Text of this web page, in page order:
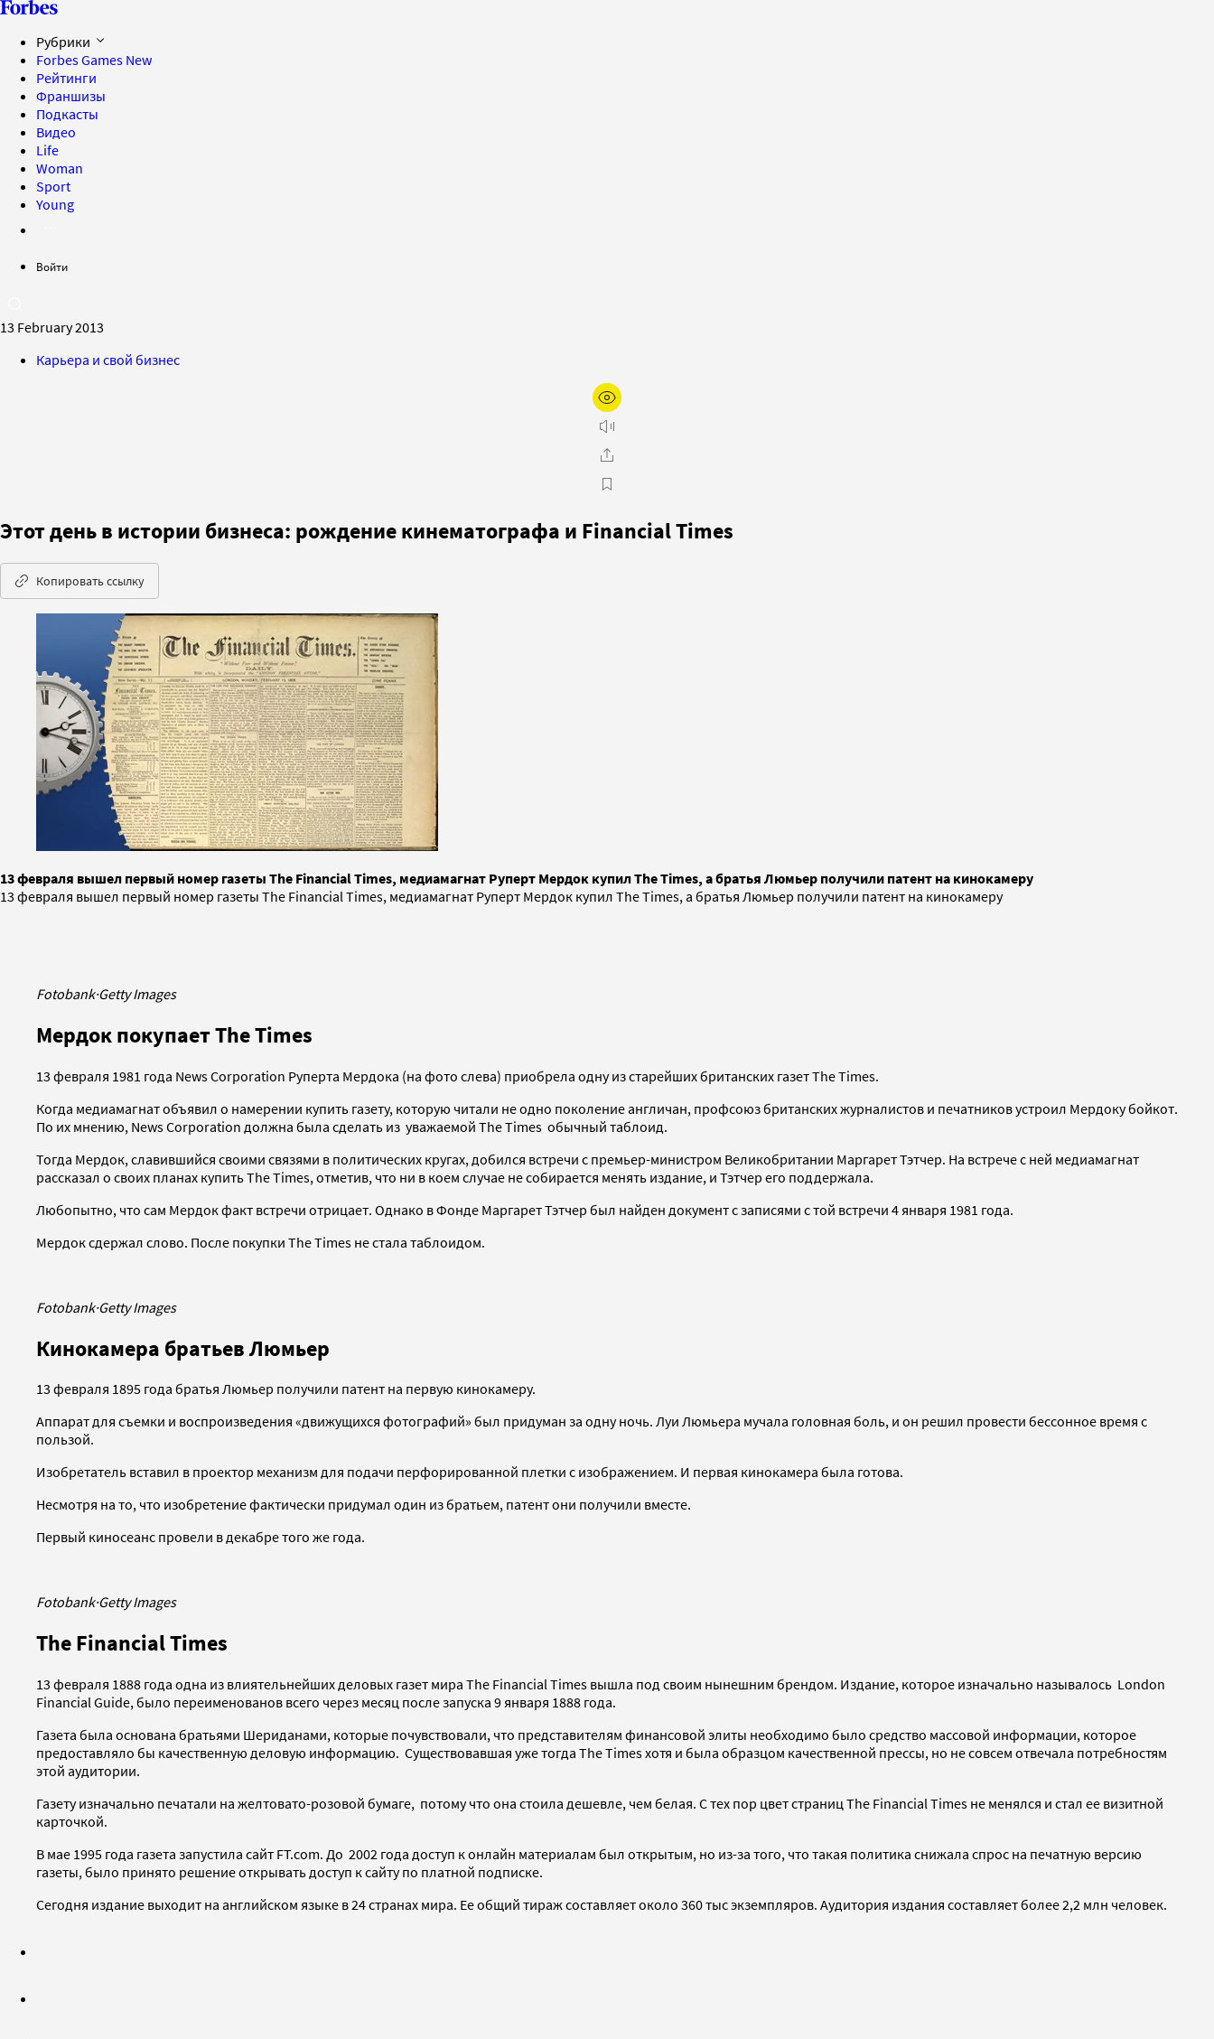
Рубрики
Forbes Games New
Рейтинги
Франшизы
Подкасты
Видео
Life
Woman
Sport
Young
Войти
13 February 2013
Карьера и свой бизнес
Этот день в истории бизнеса: рождение кинематографа и Financial Times
Копировать ссылку
13 февраля вышел первый номер газеты The Financial Times, медиамагнат Руперт Мердок купил The Times, а братья Люмьер получили патент на кинокамеру
13 февраля вышел первый номер газеты The Financial Times, медиамагнат Руперт Мердок купил The Times, а братья Люмьер получили патент на кинокамеру
Fotobank·Getty Images
Мердок покупает The Times
13 февраля 1981 года News Corporation Руперта Мердока (на фото слева) приобрела одну из старейших британских газет The Times.
Когда медиамагнат объявил о намерении купить газету, которую читали не одно поколение англичан, профсоюз британских журналистов и печатников устроил Мердоку бойкот.
По их мнению, News Corporation должна была сделать из уважаемой The Times обычный таблоид.
Тогда Мердок, славившийся своими связями в политических кругах, добился встречи с премьер-министром Великобритании Маргарет Тэтчер. На встрече с ней медиамагнат
рассказал о своих планах купить The Times, отметив, что ни в коем случае не собирается менять издание, и Тэтчер его поддержала.
Любопытно, что сам Мердок факт встречи отрицает. Однако в Фонде Маргарет Тэтчер был найден документ с записями с той встречи 4 января 1981 года.
Мердок сдержал слово. После покупки The Times не стала таблоидом.
Fotobank·Getty Images
Кинокамера братьев Люмьер
13 февраля 1895 года братья Люмьер получили патент на первую кинокамеру.
Аппарат для съемки и воспроизведения «движущихся фотографий» был придуман за одну ночь. Луи Люмьера мучала головная боль, и он решил провести бессонное время с
пользой.
Изобретатель вставил в проектор механизм для подачи перфорированной плетки с изображением. И первая кинокамера была готова.
Несмотря на то, что изобретение фактически придумал один из братьем, патент они получили вместе.
Первый киносеанс провели в декабре того же года.
Fotobank·Getty Images
The Financial Times
13 февраля 1888 года одна из влиятельнейших деловых газет мира The Financial Times вышла под своим нынешним брендом. Издание, которое изначально называлось London
Financial Guide, было переименованов всего через месяц после запуска 9 января 1888 года.
Газета была основана братьями Шериданами, которые почувствовали, что представителям финансовой элиты необходимо было средство массовой информации, которое
предоставляло бы качественную деловую информацию. Существовавшая уже тогда The Times хотя и была образцом качественной прессы, но не совсем отвечала потребностям
этой аудитории.
Газету изначально печатали на желтовато-розовой бумаге, потому что она стоила дешевле, чем белая. С тех пор цвет страниц The Financial Times не менялся и стал ее визитной
карточкой.
В мае 1995 года газета запустила сайт FT.com. До 2002 года доступ к онлайн материалам был открытым, но из-за того, что такая политика снижала спрос на печатную версию
газеты, было принято решение открывать доступ к сайту по платной подписке.
Сегодня издание выходит на английском языке в 24 странах мира. Ее общий тираж составляет около 360 тыс экземпляров. Аудитория издания составляет более 2,2 млн человек.